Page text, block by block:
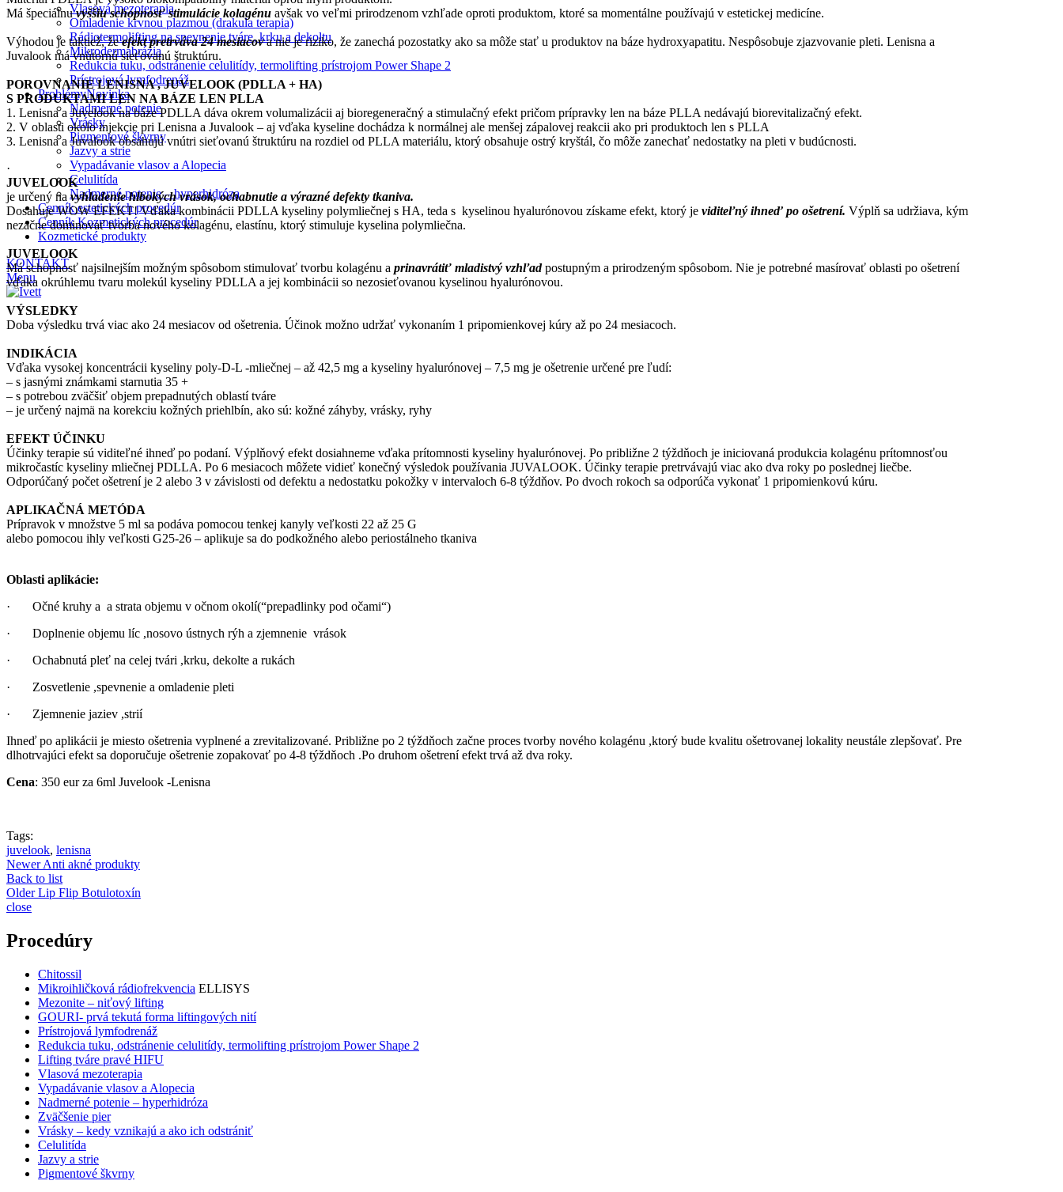
Vlasová mezoterapia
Omladenie krvnou plazmou (drakula terapia)
Rádiotermolifting na spevnenie tváre, krku a dekoltu
Mikrodermabrázia
Redukcia tuku, odstránenie celulitídy, termolifting prístrojom Power Shape 2
Prístrojová lymfodrenáž
ProblémyNovinka
Nadmerné potenie
Vrásky
Pigmentové škvrny
Jazvy a strie
Vypadávanie vlasov a Alopecia
Celulitída
Nadmerné potenie – hyperhidróza
Cenník estetických procedúr
Cenník Kozmetických procedúr
Kozmetické produkty
KONTAKT
Menu
Má špeciálnuvyššiu schopnosť stimulácie kolagénu avšak vo veľmi prirodzenom vzhľade oproti produktom, ktoré sa momentálne používajú v estetickej medicíne.
Výhodou je taktiež, žeefekt pretrváva 24 mesiacova nie je riziko, že zanechá pozostatky ako sa môže stať u produktov na báze hydroxyapatitu. Nespôsobuje zjazvovanie pleti. Lenisna a
Juvalook má vnútornú sieťovanú štruktúru.
POROVNANIE LENISNA , JUVELOOK (PDLLA + HA)
S PRODUKTAMI LEN NA BÁZE LEN PLLA
1. Lenisna a Juvelook na báze PDLLA dáva okrem volumalizácii aj bioregeneračný a stimulačný efekt pričom prípravky len na báze PLLA nedávajú biorevitalizačný efekt.
2. V oblasti okolo injekcie pri Lenisna a Juvalook – aj vďaka kyseline dochádza k normálnej ale menšej zápalovej reakcii ako pri produktoch len s PLLA
3. Lenisna a Juvalook obsahujú vnútri sieťovanú štruktúru na rozdiel od PLLA materiálu, ktorý obsahuje ostrý kryštál, čo môže zanechať nedostatky na pleti v budúcnosti.
·
JUVELOOK
je určený navyhladenie hlbokých vrások, ochabnutie a výrazné defekty tkaniva.
Dosahuje WOW EFEKT! Vďaka kombinácii PDLLA kyseliny polymliečnej s HA, teda s kyselinou hyalurónovou získame efekt, ktorý je viditeľný ihneď po ošetrení. Výplň sa udržiava, kým
nezačne dominovať tvorba nového kolagénu, elastínu, ktorý stimuluje kyselina polymliečna.
JUVELOOK
Má schopnosť najsilnejším možným spôsobom stimulovať tvorbu kolagénu a prinavrátiť mladistvý vzhľadpostupným a prirodzeným spôsobom. Nie je potrebné masírovať oblasti po ošetrení
vďaka okrúhlemu tvaru molekúl kyseliny PDLLA a jej kombinácii so nezosieťovanou kyselinou hyalurónovou.
VÝSLEDKY
Doba výsledku trvá viac ako 24 mesiacov od ošetrenia. Účinok možno udržať vykonaním 1 pripomienkovej kúry až po 24 mesiacoch.
INDIKÁCIA
Vďaka vysokej koncentrácii kyseliny poly-D-L -mliečnej – až 42,5 mg a kyseliny hyalurónovej – 7,5 mg je ošetrenie určené pre ľudí:
– s jasnými známkami starnutia 35 +
– s potrebou zväčšiť objem prepadnutých oblastí tváre
– je určený najmä na korekciu kožných priehlbín, ako sú: kožné záhyby, vrásky, ryhy
EFEKT ÚČINKU
Účinky terapie sú viditeľné ihneď po podaní. Výplňový efekt dosiahneme vďaka prítomnosti kyseliny hyalurónovej. Po približne 2 týždňoch je iniciovaná produkcia kolagénu prítomnosťou
mikročastíc kyseliny mliečnej PDLLA. Po 6 mesiacoch môžete vidieť konečný výsledok používania JUVALOOK. Účinky terapie pretrvávajú viac ako dva roky po poslednej liečbe.
Odporúčaný počet ošetrení je 2 alebo 3 v závislosti od defektu a nedostatku pokožky v intervaloch 6-8 týždňov. Po dvoch rokoch sa odporúča vykonať 1 pripomienkovú kúru.
APLIKAČNÁ METÓDA
Prípravok v množstve 5 ml sa podáva pomocou tenkej kanyly veľkosti 22 až 25 G
alebo pomocou ihly veľkosti G25-26 – aplikuje sa do podkožného alebo periostálneho tkaniva
Oblasti aplikácie:
· Očné kruhy a a strata objemu v očnom okolí(“prepadlinky pod očami“)
· Doplnenie objemu líc ,nosovo ústnych rýh a zjemnenie vrások
· Ochabnutá pleť na celej tvári ,krku, dekolte a rukách
· Zosvetlenie ,spevnenie a omladenie pleti
· Zjemnenie jaziev ,strií
Ihneď po aplikácii je miesto ošetrenia vyplnené a zrevitalizované. Približne po 2 týždňoch začne proces tvorby nového kolagénu ,ktorý bude kvalitu ošetrovanej lokality neustále zlepšovať. Pre
dlhotrvajúci efekt sa doporučuje ošetrenie zopakovať po 4-8 týždňoch .Po druhom ošetrení efekt trvá až dva roky.
Cena: 350 eur za 6ml Juvelook -Lenisna
Tags:
juvelook, lenisna
Newer Anti akné produkty
Back to list
Older Lip Flip Botulotoxín
close
Procedúry
Chitossil
Mikroihličková rádiofrekvencia ELLISYS
Mezonite – niťový lifting
GOURI- prvá tekutá forma liftingových nití
Prístrojová lymfodrenáž
Redukcia tuku, odstránenie celulitídy, termolifting prístrojom Power Shape 2
Lifting tváre pravé HIFU
Vlasová mezoterapia
Vypadávanie vlasov a Alopecia
Nadmerné potenie – hyperhidróza
Zväčšenie pier
Vrásky – kedy vznikajú a ako ich odstrániť
Celulitída
Jazvy a strie
Pigmentové škvrny